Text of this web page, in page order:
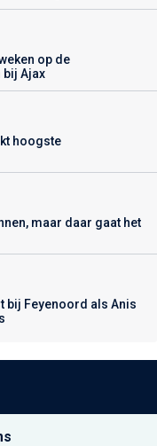
op de
Ajax
hoogste
maar daar gaat het
bij Feyenoord als Anis